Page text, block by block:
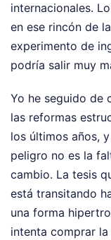
internacionales.
en ese rincón de
experimento de
podría salir muy
Yo he seguido de
las reformas
los últimos años,
peligro no es la
cambio. La tesis
está transitando
una forma
intenta comprar